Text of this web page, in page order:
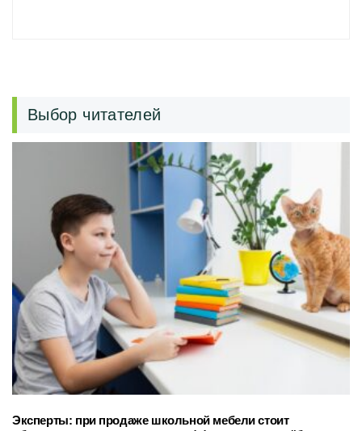
Выбор читателей
Эксперты: при продаже школьной мебели стоит